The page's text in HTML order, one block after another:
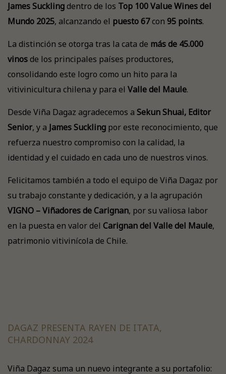
James Sucklingdentro de los Top 100 Value Wines del
Mundo 2025, alcanzando el puesto 67con 95 points.
La distinción se otorga tras la cata de más de 45.000
vinosde los principales países productores,
consolidando este logro como un hito para la
vitivinicultura chilena y para el Valle del Maule.
Desde Viña Dagaz agradecemos a Sekun Shuai, Editor
Senior, y a James Suckling por este reconocimiento, que
refuerza nuestro compromiso con la calidad, la
identidad y el cuidado en cada uno de nuestros vinos.
Felicitamos también a todo el equipo de Viña Dagaz por
su trabajo constante y dedicación, y a la agrupación
VIGNO – Viñadores de Carignan, por su valiosa labor
en la puesta en valor del Carignan del Valle del Maule,
patrimonio vitivinícola de Chile.
DAGAZ PRESENTA RAYEN DE ITATA,
CHARDONNAY 2024
Viña Dagaz suma un nuevo integrante a su portafolio: